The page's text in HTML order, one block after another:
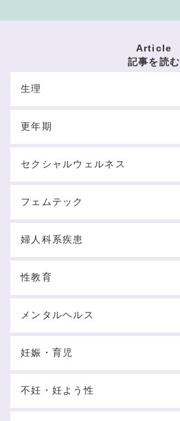
Article
記事を読む
生理
更年期
セクシャルウェルネス
フェムテック
婦人科系疾患
性教育
メンタルヘルス
妊娠・育児
不妊・妊よう性